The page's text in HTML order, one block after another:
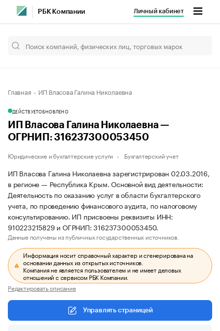
РБК Компании Личный кабинет
Главная ИП Власова Галина Николаевна
ДЕЙСТВУЕТОБНОВЛЕНО
ИП Власова Галина Николаевна —
ОГРНИП: 316237300053450
Юридические и бухгалтерские услуги Бухгалтерский учет
ИП Власова Галина Николаевна зарегистрирован 02.03.2016,
в регионе — Республика Крым. Основной вид деятельности:
Деятельность по оказанию услуг в области бухгалтерского
учета, по проведению финансового аудита, по налоговому
консультированию. ИП присвоены реквизиты ИНН:
910223215829 и ОГРНИП: 316237300053450.
Данные получены из публичных государственных источников.
Информация носит справочный характер и сгенерирована на
основании данных из открытых источников.
Компания не является пользователем и не имеет деловых
отношений с сервисом РБК Компании.
Редактировать описание
Управлять страницей